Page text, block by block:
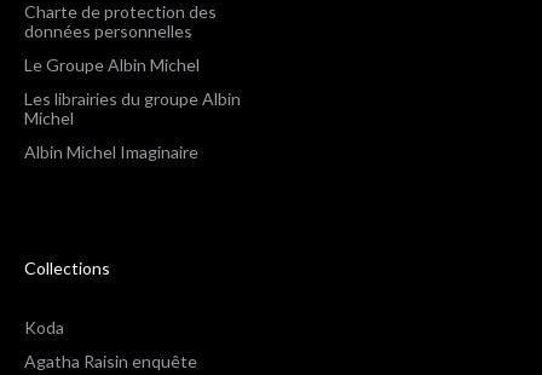
Charte de protection des
données personnelles
Le Groupe Albin Michel
Les librairies du groupe Albin
Michel
Albin Michel Imaginaire
Collections
Koda
Agatha Raisin enquête